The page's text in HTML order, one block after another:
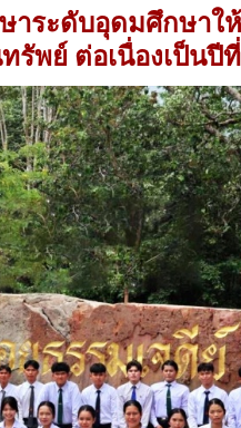
ระดับอุดมศึกษาใ
พย์ ต่อเนื่องเป็นปี